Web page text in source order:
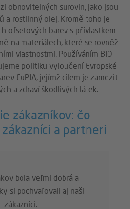
obnovitelných surovin, jako jsou
a rostlinný olej. Kromě toho je
ofsetových barev s přívlastkem
na materiálech, které se rovněž
vlastnostmi. Používáním BIO
politiku vyloučení Evropské
EuPIA, jejímž cílem je zamezit
a zdraví škodlivých látek.
zákazníkov: čo
a partneri
bola veľmi dobrá a
si pochvaľovali aj naši
zákazníci.